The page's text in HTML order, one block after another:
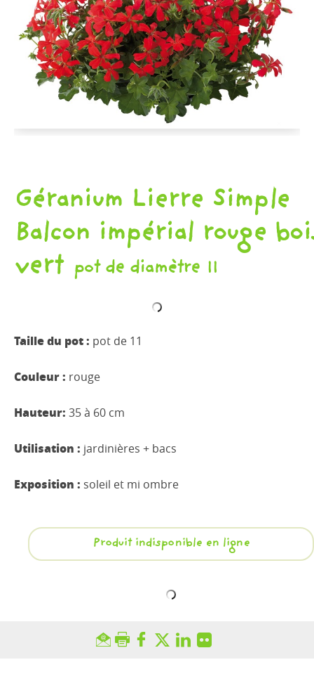
Géranium Lierre Simple
Balcon impérial rouge
vert pot de diamètre 11
Taille du pot : pot de 11
Couleur : rouge
Hauteur: 35 à 60 cm
Utilisation : jardinières + bacs
Exposition : soleil et mi ombre
Produit indisponible en ligne